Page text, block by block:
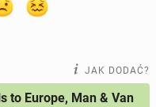
JAK DODAĆ?
to Europe, Man & Van